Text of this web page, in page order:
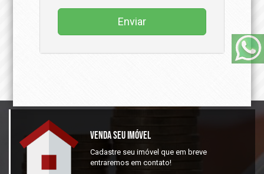
Enviar
Venda Seu Imóvel
Cadastre seu imóvel que em breve
entraremos em contato!